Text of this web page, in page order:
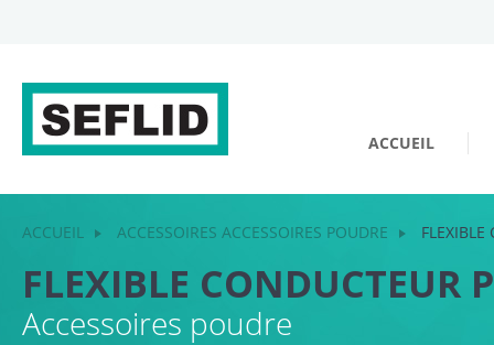
ACCUEIL
ACCUEIL ACCESSOIRES ACCESSOIRES POUDRE FLEXIBLE
FLEXIBLE CONDUCTEUR
Accessoires poudre